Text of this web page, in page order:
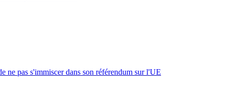
pas s'immiscer dans son référendum sur l'UE